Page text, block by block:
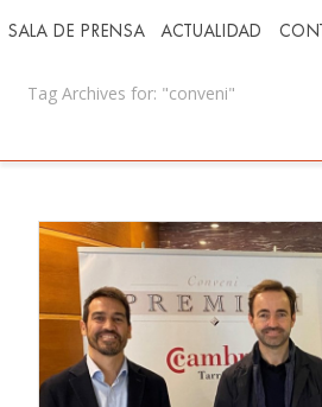
SALA DE PRENSA ACTUALIDAD
Tag Archives for: "conveni"